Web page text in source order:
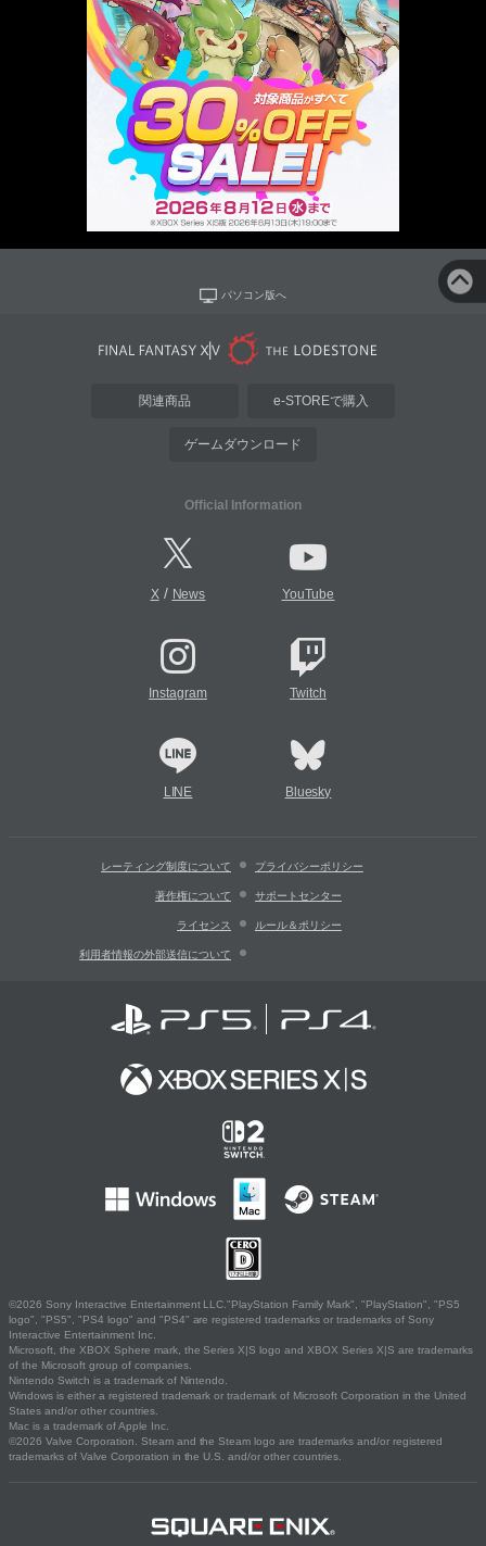
パソコン版へ
関連商品 e-STOREで購入
ゲームダウンロード
Official Information
X/ News YouTube
Instagram Twitch
LINE Bluesky
レーティング制度について プライバシーポリシー
著作権について サポートセンター
ライセンス ルール＆ポリシー
利用者情報の外部送信について
©2026 Sony Interactive Entertainment LLC."PlayStation Family Mark", "PlayStation", "PS5
logo", "PS5", "PS4 logo" and "PS4" are registered trademarks or trademarks of Sony
Interactive Entertainment Inc.
Microsoft, the XBOX Sphere mark, the Series X|S logo and XBOX Series X|S are trademarks
of the Microsoft group of companies.
Nintendo Switch is a trademark of Nintendo.
Windows is either a registered trademark or trademark of Microsoft Corporation in the United
States and/or other countries.
Mac is a trademark of Apple Inc.
©2026 Valve Corporation. Steam and the Steam logo are trademarks and/or registered
trademarks of Valve Corporation in the U.S. and/or other countries.